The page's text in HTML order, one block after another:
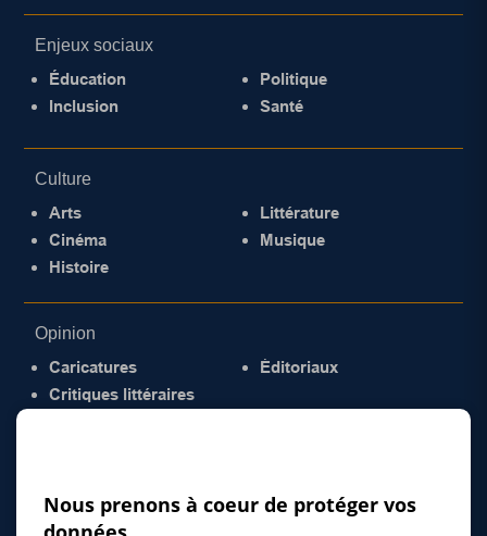
Enjeux sociaux
Éducation
Inclusion
Politique
Santé
Culture
Arts
Cinéma
Histoire
Littérature
Musique
Opinion
Caricatures
Critiques littéraires
Éditoriaux
Nous prenons à coeur de protéger vos